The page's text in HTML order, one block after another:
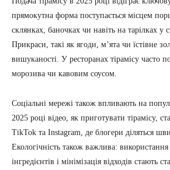
прямокутна форма поступається місцем
склянках, баночках чи навіть на тарілках у
Прикраси, такі як ягоди, м’ята чи їстівне
вишуканості. У ресторанах тірамісу часто
морозива чи кавовим соусом.
Соціальні мережі також впливають на
2025 році відео, як приготувати тірамісу,
TikTok та Instagram, де блогери діляться
Екологічність також важлива:
інгредієнтів і мінімізація відходів стають